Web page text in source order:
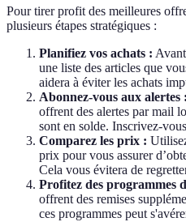
Pour tirer profit des meilleures
plusieurs étapes stratégiques :
Planifiez vos achats :
une liste des articles que
aidera à éviter les achats
Abonnez-vous aux alertes :
offrent des alertes par mail
sont en solde. Inscrivez-
Comparez les prix :
prix pour vous assurer
Cela vous évitera de
Profitez des programmes
offrent des remises
ces programmes peut